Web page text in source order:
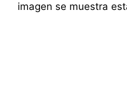
imagen se muestra